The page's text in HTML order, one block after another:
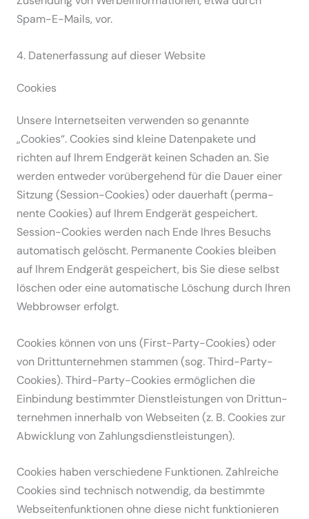
Spam-E-Mails, vor.
4. Daten­er­fassung auf dieser Website
Cookies
Unsere Inter­net­seiten verwenden so genannte
„Cookies“. Cookies sind kleine Daten­pakete und
richten auf Ihrem Endgerät keinen Schaden an. Sie
werden entweder vorüber­gehend für die Dauer einer
Sitzung (Session-Cookies) oder dauerhaft (perma­
nente Cookies) auf Ihrem Endgerät gespei­chert.
Session-Cookies werden nach Ende Ihres Besuchs
automa­tisch gelöscht. Perma­nente Cookies bleiben
auf Ihrem Endgerät gespei­chert, bis Sie diese selbst
löschen oder eine automa­tische Löschung durch Ihren
Webbrowser erfolgt.
Cookies können von uns (First-Party-Cookies) oder
von Dritt­un­ter­nehmen stammen (sog. Third-Party-
Cookies). Third-Party-Cookies ermög­lichen die
Einbindung bestimmter Dienst­leis­tungen von Dritt­un­
ter­nehmen innerhalb von Webseiten (z. B. Cookies zur
Abwicklung von Zahlungs­dienst­leis­tungen).
Cookies haben verschiedene Funktionen. Zahlreiche
Cookies sind technisch notwendig, da bestimmte
Websei­ten­funk­tionen ohne diese nicht funktio­nieren